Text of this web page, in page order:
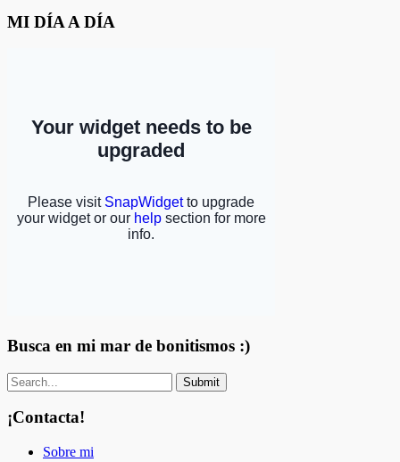
MI DÍA A DÍA
Busca en mi mar de bonitismos :)
¡Contacta!
Sobre mi